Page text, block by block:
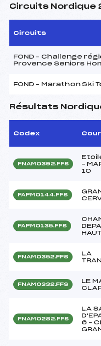
Circuits Nordique
Circuits
FOND – Challenge
Provence Seniors
FOND – Marathon Ski
Résultats
Codex
FNAM0392.FFS
–
10
FAPM0144.FFS
FAPM0135.FFS
FNAM0352.FFS
LA
FNAM0332.FFS
LE
FNAM0282.FFS
LA
6 –